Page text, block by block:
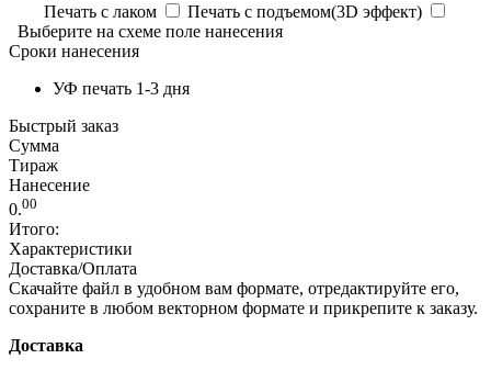
Печать с лаком
Печать с подъемом(3D эффект)
Выберите на схеме поле нанесения
Сроки нанесения
УФ печать 1-3 дня
Быстрый заказ
Сумма
Тираж
Нанесение
0.00
Итого:
Характеристики
Доставка/Оплата
Скачайте файл в удобном вам формате, отредактируйте его,
сохраните в любом векторном формате и прикрепите к заказу.
Доставка